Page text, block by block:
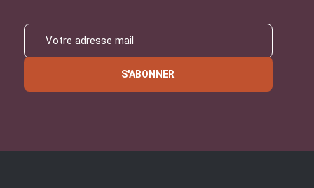
S'ABONNER